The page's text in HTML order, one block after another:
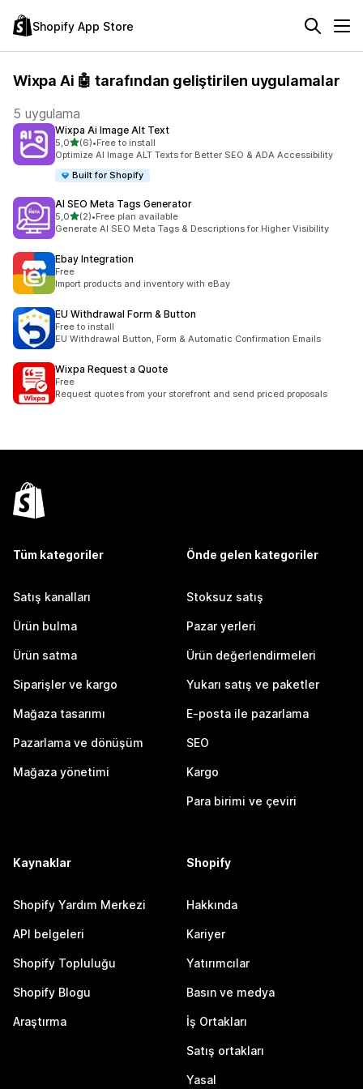
Shopify App Store
Wixpa Ai 🤖 tarafından geliştirilen uygulamalar
5 uygulama
Wixpa Ai Image Alt Text
5,05 yıldız üzerinden
(6)
toplam 6 değerlendirme
•Free to install
Optimize AI Image ALT Texts for Better SEO & ADA Accessibility
Built for Shopify
AI SEO Meta Tags Generator
5,05 yıldız üzerinden
(2)
toplam 2 değerlendirme
•Free plan available
Generate AI SEO Meta Tags & Descriptions for Higher Visibility
Ebay Integration
Free
Import products and inventory with eBay
EU Withdrawal Form & Button
Free to install
EU Withdrawal Button, Form & Automatic Confirmation Emails
Wixpa Request a Quote
Free
Request quotes from your storefront and send priced proposals
Tüm kategoriler
Satış kanalları
Ürün bulma
Ürün satma
Siparişler ve kargo
Mağaza tasarımı
Pazarlama ve dönüşüm
Mağaza yönetimi
Önde gelen kategoriler
Stoksuz satış
Pazar yerleri
Ürün değerlendirmeleri
Yukarı satış ve paketler
E-posta ile pazarlama
SEO
Kargo
Para birimi ve çeviri
Kaynaklar
Shopify Yardım Merkezi
API belgeleri
Shopify Topluluğu
Shopify Blogu
Araştırma
Shopify
Hakkında
Kariyer
Yatırımcılar
Basın ve medya
İş Ortakları
Satış ortakları
Yasal